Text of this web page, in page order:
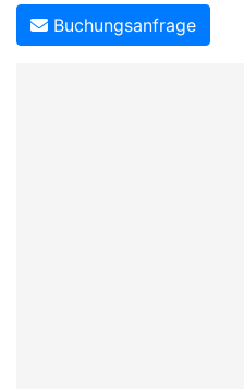
Buchungsanfrage